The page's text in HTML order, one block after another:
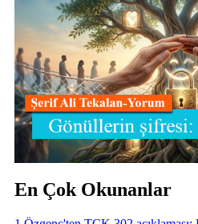
En Çok Okunanlar